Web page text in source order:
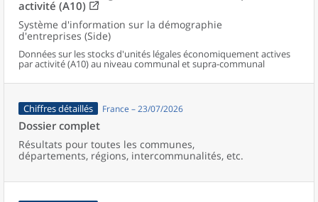
activité (A10)
Système d'information sur la démographie
d'entreprises (Side)
Données sur les stocks d'unités légales économiquement actives
par activité (A10) au niveau communal et supra-communal
Chiffres détaillés France – 23/07/2026
Dossier complet
Résultats pour toutes les communes,
départements, régions, intercommunalités, etc.